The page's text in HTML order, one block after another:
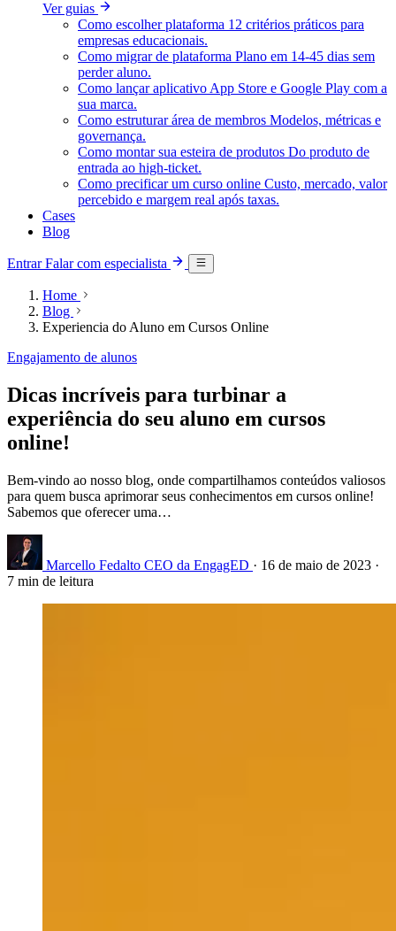
Ver guias
Como escolher plataforma 12 critérios práticos para
empresas educacionais.
Como migrar de plataforma Plano em 14-45 dias sem
perder aluno.
Como lançar aplicativo App Store e Google Play com a
sua marca.
Como estruturar área de membros Modelos, métricas e
governança.
Como montar sua esteira de produtos Do produto de
entrada ao high-ticket.
Como precificar um curso online Custo, mercado, valor
percebido e margem real após taxas.
Cases
Blog
EntrarFalar com especialista
Home
Blog
Experiencia do Aluno em Cursos Online
Engajamento de alunos
Dicas incríveis para turbinar a
experiência do seu aluno em cursos
online!
Bem-vindo ao nosso blog, onde compartilhamos conteúdos valiosos
para quem busca aprimorar seus conhecimentos em cursos online!
Sabemos que oferecer uma…
Marcello Fedalto CEO da EngagED · 16 de maio de 2023 ·
7 min de leitura